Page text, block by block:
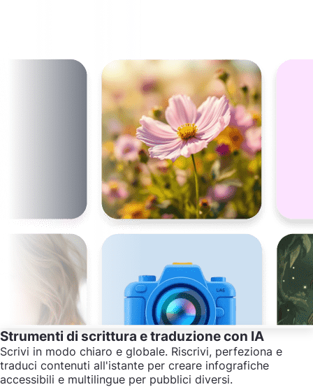
Strumenti di scrittura e traduzione con IA
Scrivi in modo chiaro e globale. Riscrivi, perfeziona e
traduci contenuti all'istante per creare infografiche
accessibili e multilingue per pubblici diversi.